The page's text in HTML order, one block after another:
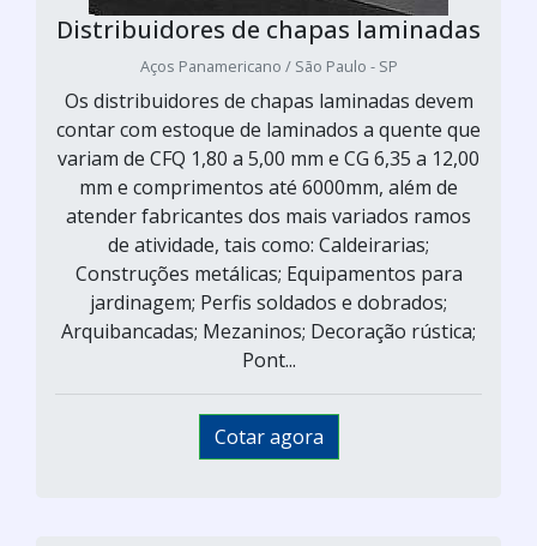
Distribuidores de chapas laminadas
Aços Panamericano / São Paulo - SP
Os distribuidores de chapas laminadas devem
contar com estoque de laminados a quente que
variam de CFQ 1,80 a 5,00 mm e CG 6,35 a 12,00
mm e comprimentos até 6000mm, além de
atender fabricantes dos mais variados ramos
de atividade, tais como: Caldeirarias;
Construções metálicas; Equipamentos para
jardinagem; Perfis soldados e dobrados;
Arquibancadas; Mezaninos; Decoração rústica;
Pont...
Cotar agora